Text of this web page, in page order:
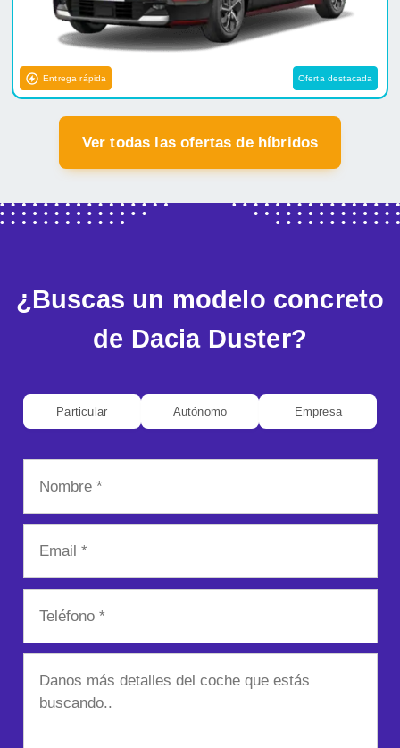
Entrega rápida Oferta destacada
Ver todas las ofertas de híbridos
¿Buscas un modelo concreto
de Dacia Duster?
Particular Autónomo Empresa